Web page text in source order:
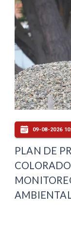
09-08-2026
PLAN DE